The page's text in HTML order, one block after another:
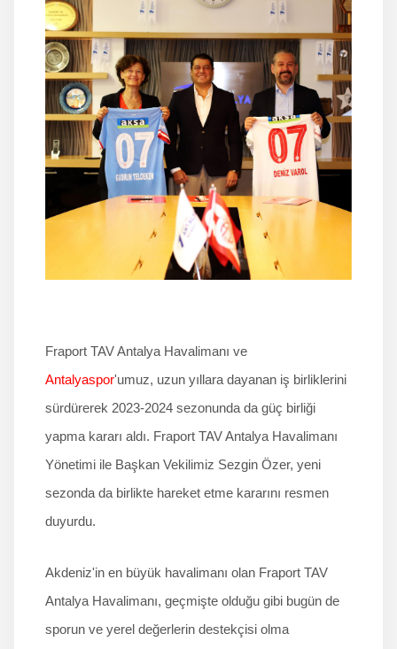
İLETİŞİM
Fraport TAV Antalya Havalimanı ve
Antalyaspor'umuz, uzun yıllara dayanan iş birliklerini
sürdürerek 2023-2024 sezonunda da güç birliği
yapma kararı aldı. Fraport TAV Antalya Havalimanı
Yönetimi ile Başkan Vekilimiz Sezgin Özer, yeni
sezonda da birlikte hareket etme kararını resmen
duyurdu.
Akdeniz'in en büyük havalimanı olan Fraport TAV
Antalya Havalimanı, geçmişte olduğu gibi bugün de
sporun ve yerel değerlerin destekçisi olma